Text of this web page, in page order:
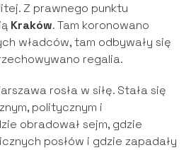
Z prawnego punktu
Kraków. Tam koronowano
władców, tam odbywały się
regalia.
rosła w siłę. Stała się
politycznym i
obradował sejm, gdzie
posłów i gdzie zapadały